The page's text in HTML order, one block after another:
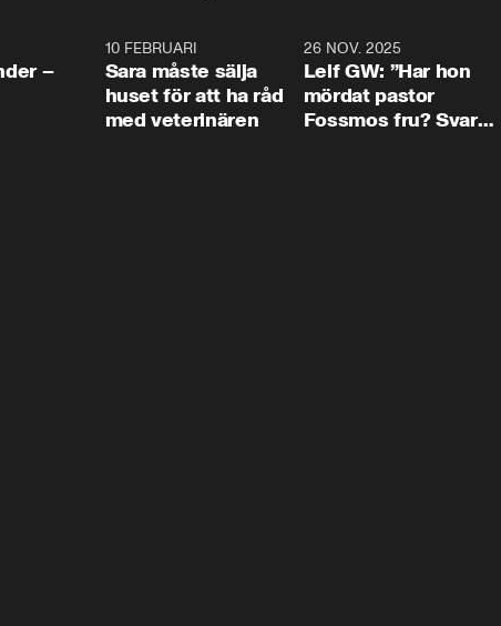
–
10 FEBRUARI
Sara måste sälja
huset för att ha råd
med veterinären
26 NOV. 2025
Leif GW: ”Har hon
mördat pastor
Fossmos fru? Svar